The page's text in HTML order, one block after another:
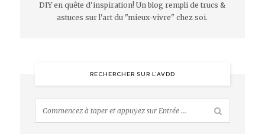
DIY en quête d'inspiration! Un blog rempli de trucs &
astuces sur l'art du "mieux-vivre" chez soi.
RECHERCHER SUR L’AVDD